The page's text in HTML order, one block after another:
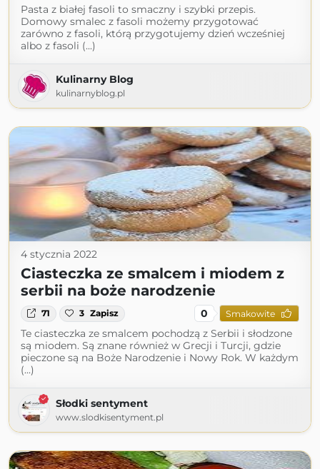
Pasta z białej fasoli to smaczny i szybki przepis.
Domowy smalec z fasoli możemy przygotować
zarówno z fasoli, którą przygotujemy dzień wcześniej
albo z fasoli (...)
Kulinarny Blog
kulinarnyblog.pl
4 stycznia 2022
Ciasteczka ze smalcem i miodem z
serbii na boże narodzenie
71 3 Zapisz 0 Smakowite
Te ciasteczka ze smalcem pochodzą z Serbii i słodzone
są miodem. Są znane również w Grecji i Turcji, gdzie
pieczone są na Boże Narodzenie i Nowy Rok. W każdym
(...)
Słodki sentyment
www.slodkisentyment.pl